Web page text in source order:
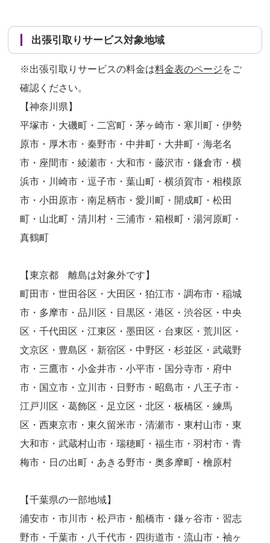
出張引取りサービス対象地域
※出張引取りサービスの料金は料金表のページをご
確認ください。
【神奈川県】
平塚市・大磯町・二宮町・茅ヶ崎市・寒川町・伊勢
原市・厚木市・秦野市・中井町・大井町・海老名
市・座間市・綾瀬市・大和市・藤沢市・鎌倉市・横
浜市・川崎市・逗子市・葉山町・横須賀市・相模原
市・小田原市・南足柄市・愛川町・開成町・松田
町・山北町・清川村・三浦市・箱根町・湯河原町・
真鶴町
【東京都 離島は対象外です】
町田市・世田谷区・大田区・狛江市・調布市・稲城
市・多摩市・品川区・目黒区・港区・渋谷区・中央
区・千代田区・江東区・墨田区・台東区・荒川区・
文京区・豊島区・新宿区・中野区・杉並区・武蔵野
市・三鷹市・小金井市・小平市・国分寺市・府中
市・国立市・立川市・日野市・昭島市・八王子市・
江戸川区・葛飾区・足立区・北区・板橋区・練馬
区・西東京市・東久留米市・清瀬市・東村山市・東
大和市・武蔵村山市・瑞穂町・福生市・羽村市・青
梅市・日の出町・あきる野市・奥多摩町・檜原村
【千葉県の一部地域】
浦安市・市川市・松戸市・船橋市・鎌ヶ谷市・習志
野市・千葉市・八千代市・四街道市・流山市・袖ヶ